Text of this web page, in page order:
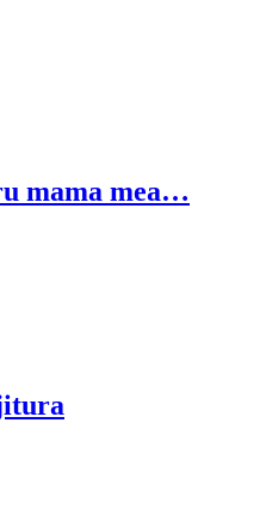
mama mea…